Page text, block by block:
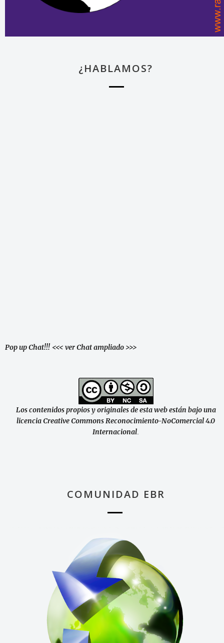
¿HABLAMOS?
Pop up Chat!!! <<< ver Chat ampliado >>>
Los contenidos propios y originales de esta web están bajo una
licencia Creative Commons Reconocimiento-NoComercial 4.0
Internacional
COMUNIDAD EBR